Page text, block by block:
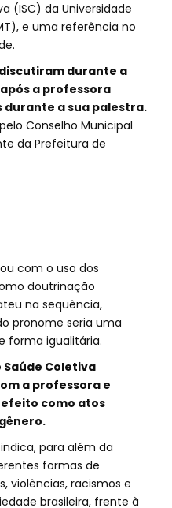
(ISC) da Universidade
e uma referência no
durante a
a professora
a sua palestra.
Conselho Municipal
da Prefeitura de
com o uso dos
doutrinação
na sequência,
pronome seria uma
forma igualitária.
Saúde Coletiva
a professora e
como atos
para além da
formas de
violências, racismos e
brasileira, frente à